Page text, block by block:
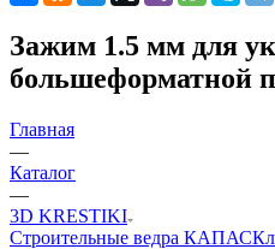
Зажим 1.5 мм для
большеформатной
Главная
—
Каталог
—
3D KRESTIKI
Строительные ведра КАПАС